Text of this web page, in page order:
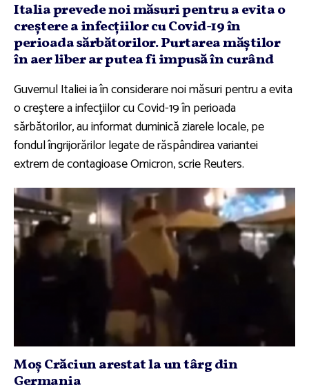
Italia prevede noi măsuri pentru a evita o
creştere a infecţiilor cu Covid-19 în
perioada sărbătorilor. Purtarea măştilor
în aer liber ar putea fi impusă în curând
Guvernul Italiei ia în considerare noi măsuri pentru a evita
o creştere a infecţiilor cu Covid-19 în perioada
sărbătorilor, au informat duminică ziarele locale, pe
fondul îngrijorărilor legate de răspândirea variantei
extrem de contagioase Omicron, scrie Reuters.
Moş Crăciun arestat la un târg din
Germania